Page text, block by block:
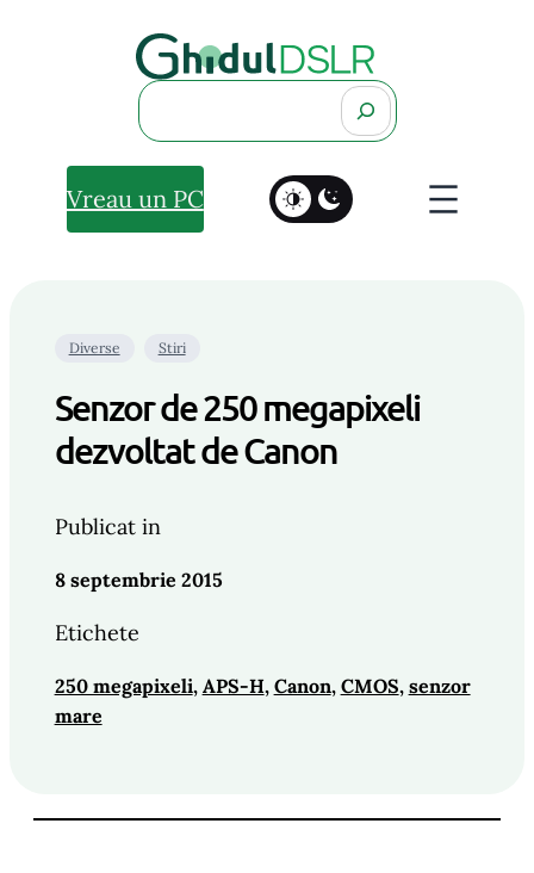
Search
Vreau un PC
Diverse Stiri
Senzor de 250 megapixeli
dezvoltat de Canon
Publicat in
8 septembrie 2015
Etichete
250 megapixeli, APS-H, Canon, CMOS, senzor
mare